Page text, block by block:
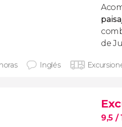
de
Inglés
9,5 /